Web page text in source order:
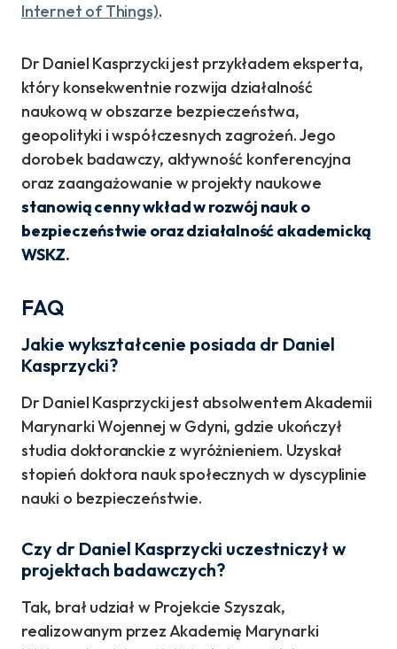
Internet of Things).
Dr Daniel Kasprzycki jest przykładem eksperta,
który konsekwentnie rozwija działalność
naukową w obszarze bezpieczeństwa,
geopolityki i współczesnych zagrożeń. Jego
dorobek badawczy, aktywność konferencyjna
oraz zaangażowanie w projekty naukowe
stanowią cenny wkład w rozwój nauk o
bezpieczeństwie oraz działalność akademicką
WSKZ.
FAQ
Jakie wykształcenie posiada dr Daniel
Kasprzycki?
Dr Daniel Kasprzycki jest absolwentem Akademii
Marynarki Wojennej w Gdyni, gdzie ukończył
studia doktoranckie z wyróżnieniem. Uzyskał
stopień doktora nauk społecznych w dyscyplinie
nauki o bezpieczeństwie.
Czy dr Daniel Kasprzycki uczestniczył w
projektach badawczych?
Tak, brał udział w Projekcie Szyszak,
realizowanym przez Akademię Marynarki